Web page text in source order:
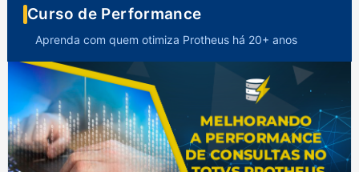
Curso de Performance
Aprenda com quem otimiza Protheus há 20+ anos